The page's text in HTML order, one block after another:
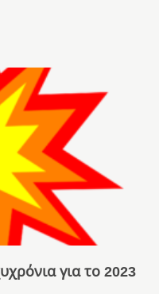
για το 2023